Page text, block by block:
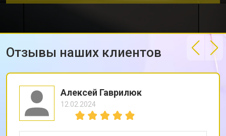
Отзывы наших клиентов
Алексей Гаврилюк
12.02.2024